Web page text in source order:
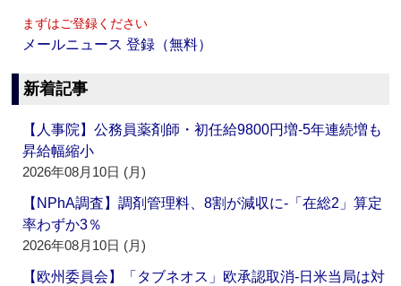
まずはご登録ください
メールニュース 登録（無料）
新着記事
【人事院】公務員薬剤師・初任給9800円増‐5年連続増も
昇給幅縮小
2026年08月10日 (月)
【NPhA調査】調剤管理料、8割が減収に‐「在総2」算定
率わずか3％
2026年08月10日 (月)
【欧州委員会】「タブネオス」欧承認取消‐日米当局は対